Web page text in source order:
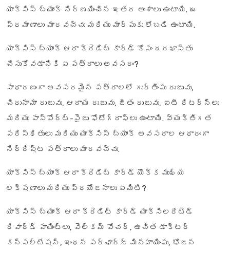
యాక్సిస్ బ్యాంక్ నిర్ణయించిన ఇతర అంశాలు ఉంటాయి. ఈ
ప్రమాణాలు మారవచ్చు మరియు మార్పుకు లోబడి ఉంటాయి.
యాక్సిస్ బ్యాంక్ ఆరా క్రెడిట్ కార్డ్ కోసం దరఖాస్తు
చేసుకోవడానికి ఏ పత్రాలు అవసరం?
సాధారణంగా అవసరమైన పత్రాలలో గుర్తింపు రుజువు,
చిరునామా రుజువు, ఆదాయ రుజువు, జీతం రుజువు, ఐటీ రిటర్న్‌లు
మరియు పాస్‌పోర్ట్-సైజు ఫోటోగ్రాఫ్‌లు ఉంటాయి. వ్యక్తిగత
పరిస్థితులు మరియు యాక్సిస్ బ్యాంక్ అవసరాల ఆధారంగా
నిర్దిష్ట పత్రాలు మారవచ్చు.
యాక్సిస్ బ్యాంక్ ఆరా క్రెడిట్ కార్డ్ యొక్క ముఖ్య
లక్షణాలు మరియు ప్రయోజనాలు ఏమిటి?
యాక్సిస్ బ్యాంక్ ఆరా క్రెడిట్ కార్డ్ యాక్సిలరేటెడ్
రివార్డ్ పాయింట్లు, వెల్‌కమ్ వోచర్, ఉచిత డాక్టర్
కన్సల్టేషన్, ఇంధన సర్‌ఛార్జ్ మినహాయింపు, భోజన